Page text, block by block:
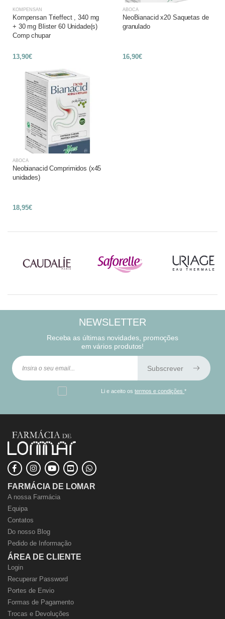
KOMPENSAN
Kompensan Trieffect , 340 mg
+ 30 mg Blister 60 Unidade(s)
Comp chupar
13,90€
ABOCA
NeoBianacid x20 Saquetas de
granulado
16,90€
ABOCA
Neobianacid Comprimidos (x45
unidades)
18,95€
NEWSLETTER
Receba as últimas novidades, promoções
em vários produtos!
Subscrever
Li e aceito ostermos e condições*
FARMÁCIA DE LOMAR
A nossa Farmácia
Equipa
Contatos
Do nosso Blog
Pedido de Informação
ÁREA DE CLIENTE
Login
Recuperar Password
Portes de Envio
Formas de Pagamento
Trocas e Devoluções